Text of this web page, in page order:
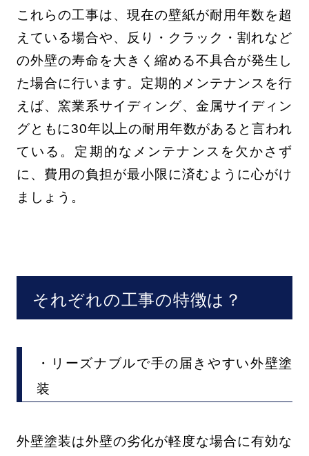
これらの工事は、現在の壁紙が耐用年数を超
えている場合や、反り・クラック・割れなど
の外壁の寿命を大きく縮める不具合が発生し
た場合に行います。定期的メンテナンスを行
えば、窯業系サイディング、金属サイディン
グともに30年以上の耐用年数があると言われ
ている。定期的なメンテナンスを欠かさず
に、費用の負担が最小限に済むように心がけ
ましょう。
それぞれの工事の特徴は？
・リーズナブルで手の届きやすい外壁塗
装
外壁塗装は外壁の劣化が軽度な場合に有効な